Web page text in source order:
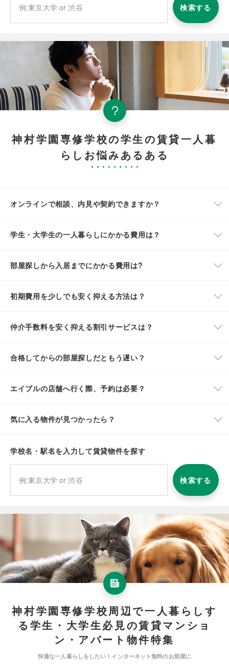
検索する
神村学園専修学校の学生の賃貸一人暮
らしお悩みあるある
オンラインで相談、内見や契約できますか？
学生・大学生の一人暮らしにかかる費用は？
部屋探しから入居までにかかる費用は?
初期費用を少しでも安く抑える方法は？
仲介手数料を安く抑える割引サービスは？
合格してからの部屋探しだともう遅い？
エイブルの店舗へ行く際、予約は必要？
気に入る物件が見つかったら？
学校名・駅名を入力して賃貸物件を探す
検索する
神村学園専修学校周辺で一人暮らしす
る学生・大学生必見の賃貸マンショ
ン・アパート物件特集
快適な一人暮らしをしたい！インターネット無料のお部屋に